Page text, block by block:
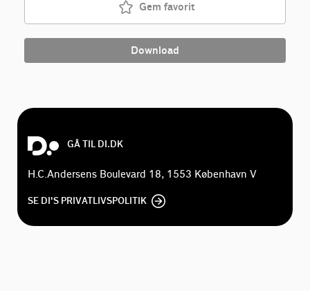
Gem favorit
Download
GÅ TIL DI.DK
H.C.Andersens Boulevard 18, 1553 København V
SE DI'S PRIVATLIVSPOLITIK